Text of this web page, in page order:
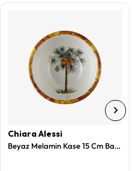
Chiara Alessi
Beyaz Melamin Kase 15 Cm Bambu Collection by Chiara Alessi